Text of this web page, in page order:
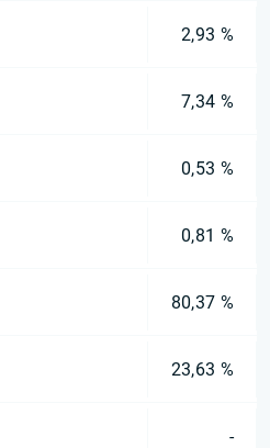
2,93 %
7,34 %
0,53 %
0,81 %
80,37 %
23,63 %
-